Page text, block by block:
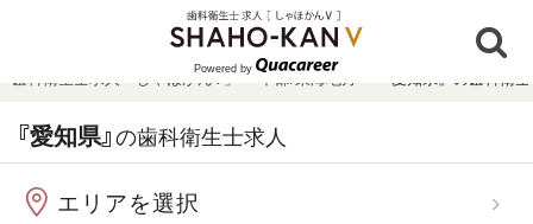
Powered by
歯科衛生士求人「しゃほかんV」 › 中部/東海地方 『愛知県』の歯科衛
『愛知県』の歯科衛生士求人
エリアを選択